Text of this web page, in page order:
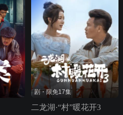
剧・限免17集
二龙湖·“村”暖花开3